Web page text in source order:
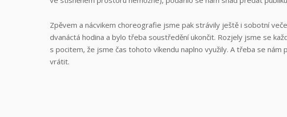
Zpěvem a nácvikem choreografie jsme pak strávily ještě i sobotní
dvanáctá hodina a bylo třeba soustředění ukončit. Rozjely jsme se
s pocitem, že jsme čas tohoto víkendu naplno využily. A třeba se
vrátit.